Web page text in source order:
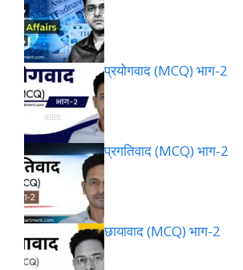
प्रयोगवाद (MCQ) भाग-2
प्रगतिवाद (MCQ) भाग-2
छायावाद (MCQ) भाग-2